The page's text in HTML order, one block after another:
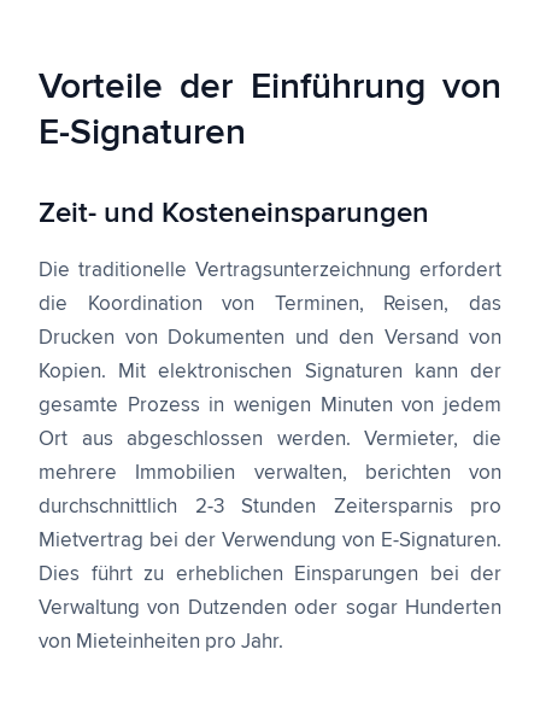
Vorteile der Einführung von
E-Signaturen
Zeit- und Kosteneinsparungen
Die traditionelle Vertragsunterzeichnung erfordert
die Koordination von Terminen, Reisen, das
Drucken von Dokumenten und den Versand von
Kopien. Mit elektronischen Signaturen kann der
gesamte Prozess in wenigen Minuten von jedem
Ort aus abgeschlossen werden. Vermieter, die
mehrere Immobilien verwalten, berichten von
durchschnittlich 2-3 Stunden Zeitersparnis pro
Mietvertrag bei der Verwendung von E-Signaturen.
Dies führt zu erheblichen Einsparungen bei der
Verwaltung von Dutzenden oder sogar Hunderten
von Mieteinheiten pro Jahr.